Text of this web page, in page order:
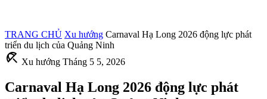
TRANG CHỦ Xu hướng Carnaval Hạ Long 2026 động lực phát
triển du lịch của Quảng Ninh
beach_access Xu hướng Tháng 5 5, 2026
Carnaval Hạ Long 2026 động lực phát